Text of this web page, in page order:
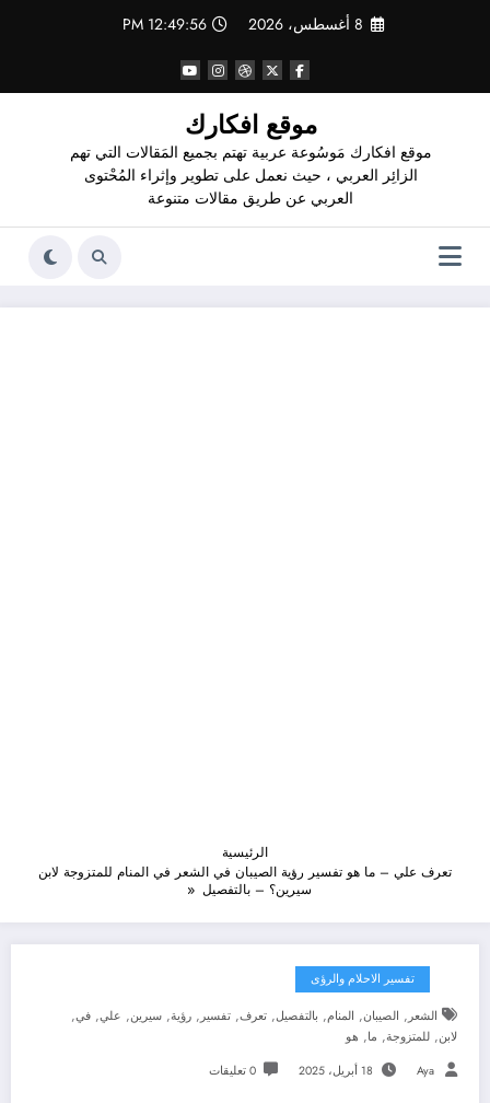
8 أغسطس، 2026 12:49:57 PM
موقع افكارك
موقع افكارك مَوسُوعة عربية تهتم بجميع المَقالات التي تهم
الزائِر العربي ، حيث نعمل على تطوير وإثراء المُحْتوى
العربي عن طريق مقالات متنوعة
الرئيسية
تعرف علي – ما هو تفسير رؤية الصيبان في الشعر في المنام للمتزوجة لابن
سيرين؟ – بالتفصيل
تفسير الاحلام والرؤى
الشعر , الصيبان, المنام, بالتفصيل, تعرف, تفسير , رؤية, سيرين, علي, في,
لابن, للمتزوجة, ما, هو
Aya 18 أبريل، 2025 0 تعليقات